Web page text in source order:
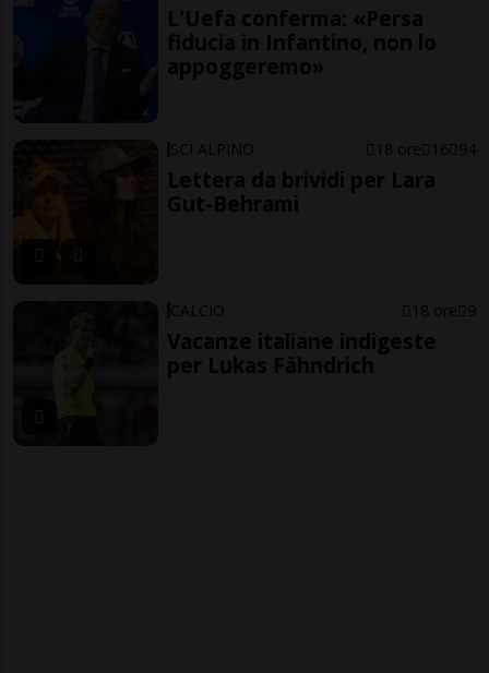
L'Uefa conferma: «Persa
fiducia in Infantino, non lo
appoggeremo»
SCI ALPINO 18 ore 16 94
Lettera da brividi per Lara
Gut-Behrami
CALCIO 18 ore 9
Vacanze italiane indigeste
per Lukas Fähndrich